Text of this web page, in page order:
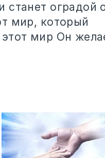
станет оградой
мир, который
мир Он